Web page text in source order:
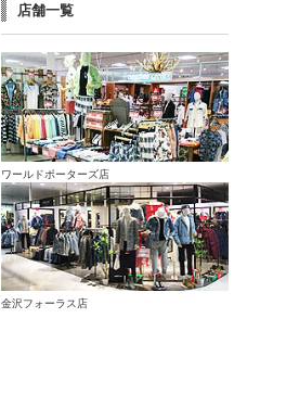
店舗一覧
ワールドポーターズ店
金沢フォーラス店